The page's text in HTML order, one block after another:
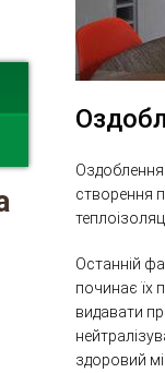
Оздоблення
створення
Останній
починає їх
видавати
здоровий